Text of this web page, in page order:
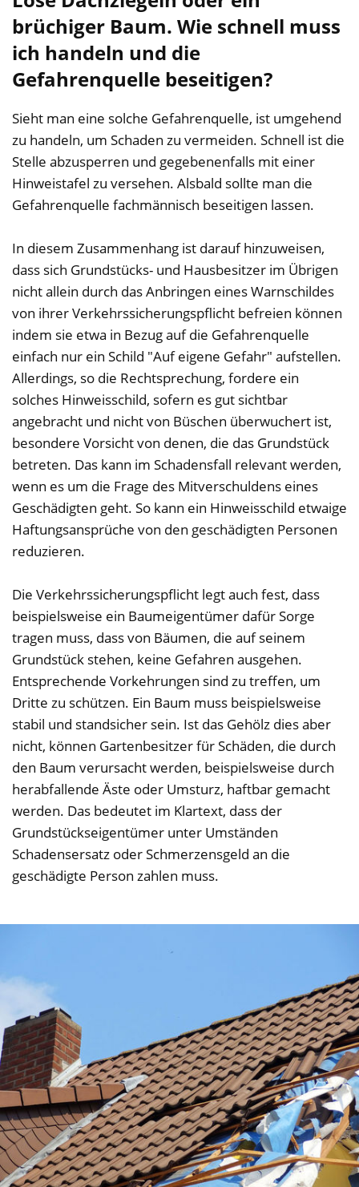
brüchiger Baum. Wie schnell muss
ich handeln und die
Gefahrenquelle beseitigen?
Sieht man eine solche Gefahrenquelle, ist umgehend
zu handeln, um Schaden zu vermeiden. Schnell ist die
Stelle abzusperren und gegebenenfalls mit einer
Hinweistafel zu versehen. Alsbald sollte man die
Gefahrenquelle fachmännisch beseitigen lassen.
In diesem Zusammenhang ist darauf hinzuweisen,
dass sich Grundstücks- und Hausbesitzer im Übrigen
nicht allein durch das Anbringen eines Warnschildes
von ihrer Verkehrssicherungspflicht befreien können
indem sie etwa in Bezug auf die Gefahrenquelle
einfach nur ein Schild "Auf eigene Gefahr" aufstellen.
Allerdings, so die Rechtsprechung, fordere ein
solches Hinweisschild, sofern es gut sichtbar
angebracht und nicht von Büschen überwuchert ist,
besondere Vorsicht von denen, die das Grundstück
betreten. Das kann im Schadensfall relevant werden,
wenn es um die Frage des Mitverschuldens eines
Geschädigten geht. So kann ein Hinweisschild etwaige
Haftungsansprüche von den geschädigten Personen
reduzieren.
Die Verkehrssicherungspflicht legt auch fest, dass
beispielsweise ein Baumeigentümer dafür Sorge
tragen muss, dass von Bäumen, die auf seinem
Grundstück stehen, keine Gefahren ausgehen.
Entsprechende Vorkehrungen sind zu treffen, um
Dritte zu schützen. Ein Baum muss beispielsweise
stabil und standsicher sein. Ist das Gehölz dies aber
nicht, können Gartenbesitzer für Schäden, die durch
den Baum verursacht werden, beispielsweise durch
herabfallende Äste oder Umsturz, haftbar gemacht
werden. Das bedeutet im Klartext, dass der
Grundstückseigentümer unter Umständen
Schadensersatz oder Schmerzensgeld an die
geschädigte Person zahlen muss.